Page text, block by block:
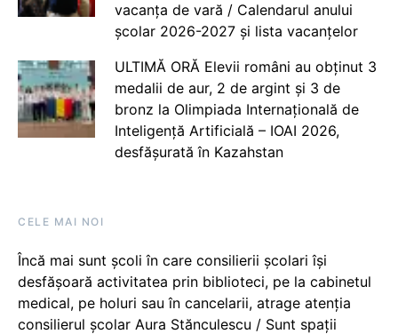
vacanța de vară / Calendarul anului
școlar 2026-2027 și lista vacanțelor
ULTIMĂ ORĂ Elevii români au obținut 3
medalii de aur, 2 de argint și 3 de
bronz la Olimpiada Internațională de
Inteligență Artificială – IOAI 2026,
desfășurată în Kazahstan
CELE MAI NOI
Încă mai sunt școli în care consilierii școlari își
desfășoară activitatea prin biblioteci, pe la cabinetul
medical, pe holuri sau în cancelarii, atrage atenția
consilierul școlar Aura Stănculescu / Sunt spații